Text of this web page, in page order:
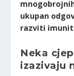
ukupan
razviti
Neka
izazivaju